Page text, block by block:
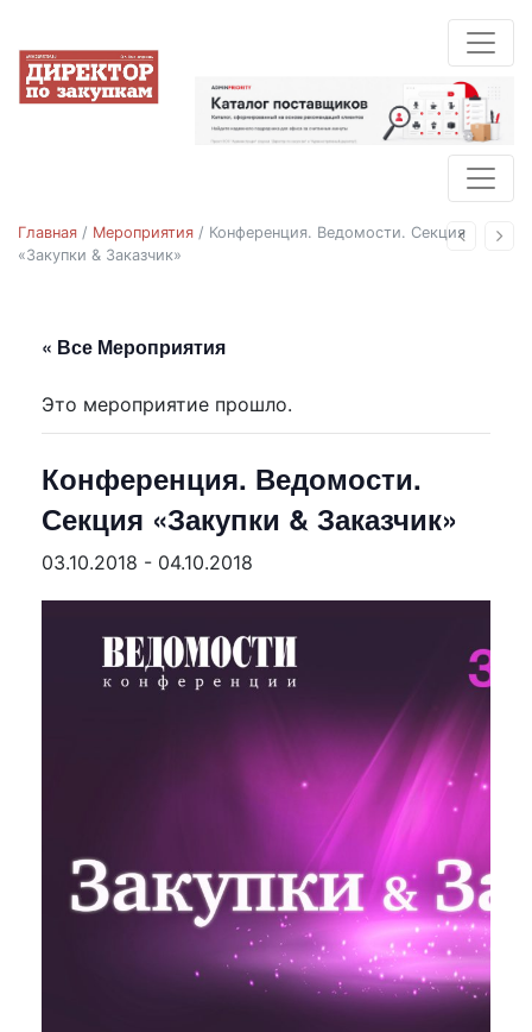
Назад
Главная / Мероприятия / Конференция. Ведомости. Секция
«Закупки & Заказчик»
« Все Мероприятия
Это мероприятие прошло.
Конференция. Ведомости.
Секция «Закупки & Заказчик»
03.10.2018 - 04.10.2018